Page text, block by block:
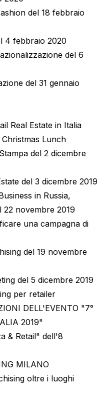
del 18 febbraio
4 febbraio 2020
del 6
del 31 gennaio
Real Estate in Italia
Lunch
del 2 dicembre
del 3 dicembre 2019
in Russia,
22 novembre 2019
una campagna di
del 19 novembre
del 5 dicembre 2019
per retailer
DELL'EVENTO "7°
2019"
& Retail" dell'8
MILANO
oltre i luoghi